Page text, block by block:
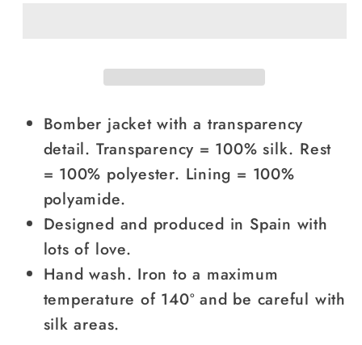
Bomber jacket with a transparency
detail. Transparency = 100% silk. Rest
= 100% polyester. Lining = 100%
polyamide.
Designed and produced in Spain with
lots of love.
Hand wash. Iron to a maximum
temperature of 140º and be careful with
silk areas.